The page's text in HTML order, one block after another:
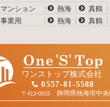
マンション
熱海
真鶴
事業用
熱海 真鶴
ワンストップ株式会社
0557-81-5588
〒413-0015 静岡県熱海市中